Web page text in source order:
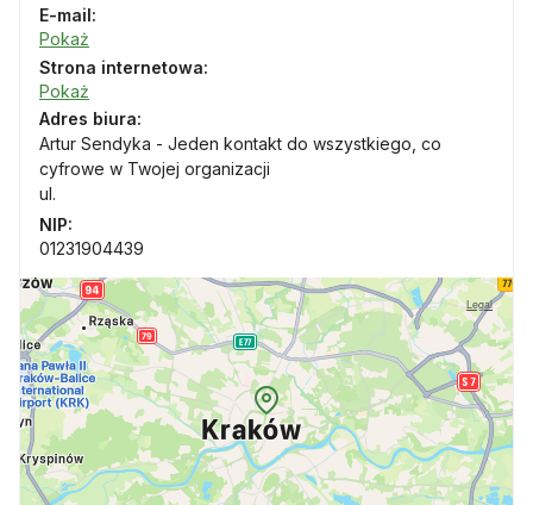
E-mail:
Pokaż
Strona internetowa:
Pokaż
Adres biura:
Artur Sendyka - Jeden kontakt do wszystkiego, co
cyfrowe w Twojej organizacji
ul.
NIP:
01231904439
Legal